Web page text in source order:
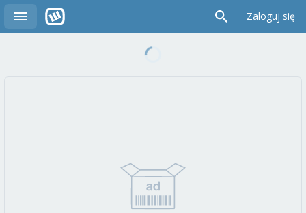
Zaloguj się